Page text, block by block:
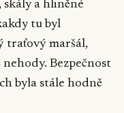
skály a hliněné
tu byl
traťový maršál,
Bezpečnost
byla stále hodně